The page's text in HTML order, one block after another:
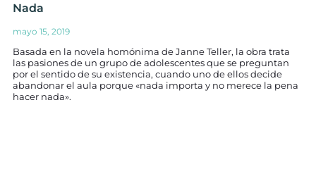
Nada
mayo 15, 2019
Basada en la novela homónima de Janne Teller, la obra trata
las pasiones de un grupo de adolescentes que se preguntan
por el sentido de su existencia, cuando uno de ellos decide
abandonar el aula porque «nada importa y no merece la pena
hacer nada».